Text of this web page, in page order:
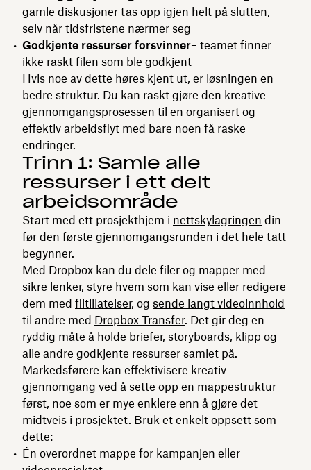
gamle diskusjoner tas opp igjen helt på slutten,
selv når tidsfristene nærmer seg
Godkjente ressurser forsvinner– teamet finner
ikke raskt filen som ble godkjent
Hvis noe av dette høres kjent ut, er løsningen en
bedre struktur. Du kan raskt gjøre den kreative
gjennomgangsprosessen til en organisert og
effektiv arbeidsflyt med bare noen få raske
endringer.
Trinn 1: Samle alle
ressurser i ett delt
arbeidsområde
Start med ett prosjekthjem i nettskylagringen din
før den første gjennomgangsrunden i det hele tatt
begynner.
Med Dropbox kan du dele filer og mapper med
sikre lenker, styre hvem som kan vise eller redigere
dem med filtillatelser, og sende langt videoinnhold
til andre med Dropbox Transfer. Det gir deg en
ryddig måte å holde briefer, storyboards, klipp og
alle andre godkjente ressurser samlet på.
Markedsførere kan effektivisere kreativ
gjennomgang ved å sette opp en mappestruktur
først, noe som er mye enklere enn å gjøre det
midtveis i prosjektet. Bruk et enkelt oppsett som
dette:
Én overordnet mappe for kampanjen eller